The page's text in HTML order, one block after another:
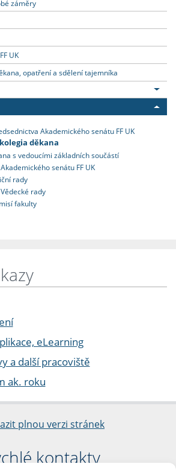
záměry
UK
opatření a sdělení tajemníka
Akademického senátu FF UK
děkana
s vedoucími základních součástí
senátu FF UK
rady
rady
fakulty
eLearning
a další pracoviště
ak. roku
plnou verzi stránek
kontakty